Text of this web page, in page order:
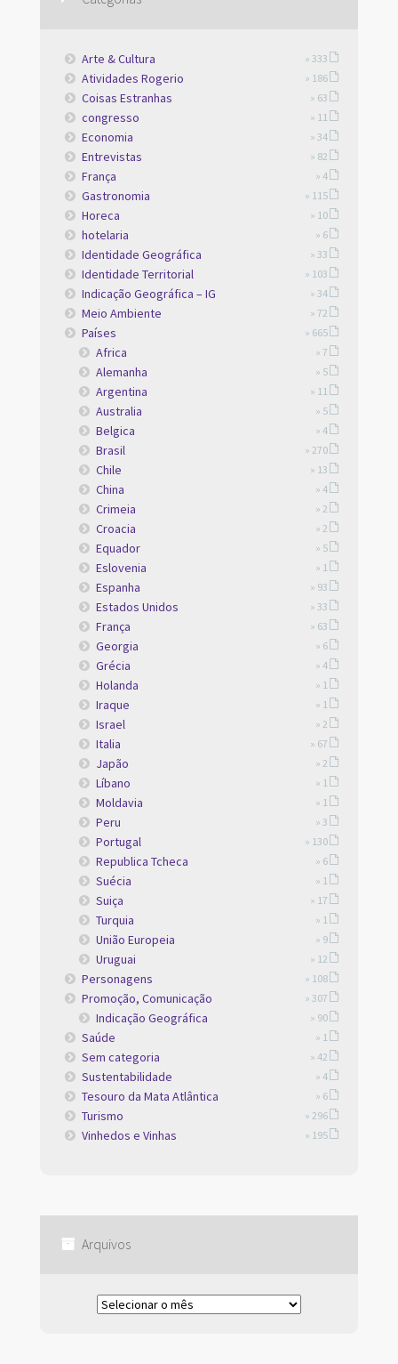
Arte & Cultura » 333
Atividades Rogerio » 186
Coisas Estranhas » 63
congresso » 11
Economia » 34
Entrevistas » 82
França » 4
Gastronomia » 115
Horeca » 10
hotelaria » 6
Identidade Geográfica » 33
Identidade Territorial » 103
Indicação Geográfica – IG » 34
Meio Ambiente » 72
Países » 665
Africa » 7
Alemanha » 5
Argentina » 11
Australia » 5
Belgica » 4
Brasil » 270
Chile » 13
China » 4
Crimeia » 2
Croacia » 2
Equador » 5
Eslovenia » 1
Espanha » 93
Estados Unidos » 33
França » 63
Georgia » 6
Grécia » 4
Holanda » 1
Iraque » 1
Israel » 2
Italia » 67
Japão » 2
Líbano » 1
Moldavia » 1
Peru » 3
Portugal » 130
Republica Tcheca » 6
Suécia » 1
Suiça » 17
Turquia » 1
União Europeia » 9
Uruguai » 12
Personagens » 108
Promoção, Comunicação » 307
Indicação Geográfica » 90
Saúde » 1
Sem categoria » 42
Sustentabilidade » 4
Tesouro da Mata Atlântica » 6
Turismo » 296
Vinhedos e Vinhas » 195
Arquivos